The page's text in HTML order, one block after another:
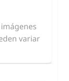
variar